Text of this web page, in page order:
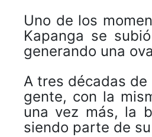
Uno de los
Kapanga se
generando una
A tres décadas de
gente, con la
una vez más, la
siendo parte de